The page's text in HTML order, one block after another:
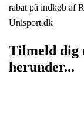
rabat på indkøb af
Unisport.dk
Tilmeld dig
herunder...